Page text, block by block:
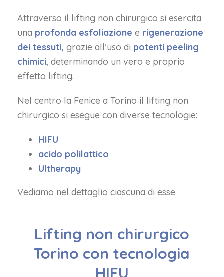
Attraverso il lifting non chirurgico si esercita
una profonda esfoliazione e rigenerazione
dei tessuti, grazie all’uso di potenti peeling
chimici, determinando un vero e proprio
effetto lifting.
Nel centro la Fenice a Torino il lifting non
chirurgico si esegue con diverse tecnologie:
HIFU
acido polilattico
Ultherapy
Vediamo nel dettaglio ciascuna di esse
Lifting non chirurgico
Torino con tecnologia
HIFU